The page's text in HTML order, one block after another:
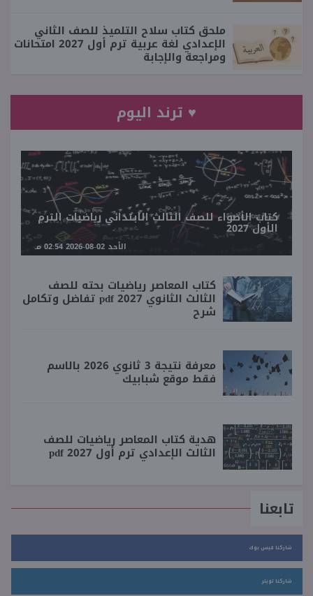
ملحق كتاب سلاح التلميذ للصف الثاني
الإعدادي لغة عربية ترم أول 2027 امتحانات
ومراجعة والإجابة
♥ ترند اليوم
كتاب الأضواء للصف الثالث الابتدائي رياضيات الترم
الأول 2027
الأحد 02-08-2026 02:54 مـ
كتاب المعاصر رياضيات بحته للصف
الثالث الثانوي 2027 pdf تفاضل وتكامل
شرح
معرفة نتيجة 3 ثانوي 2026 بالاسم
فقط موقع شبابيك
هدية كتاب المعاصر رياضيات للصف
الثالث الإعدادي ترم أول 2027 pdf
تابعنا
شاركنا فيس بوك
شاركنا تويتر